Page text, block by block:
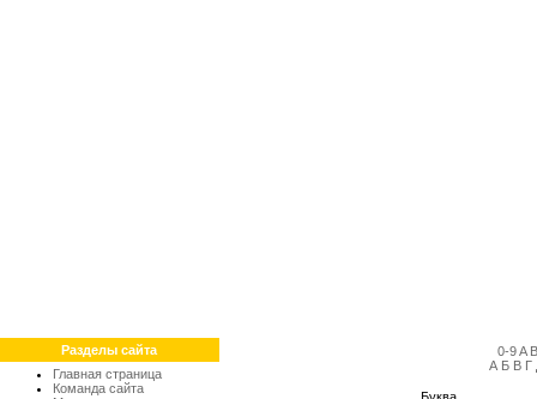
Разделы сайта
Главная страница
Команда сайта
0-9 A
А Б В Г